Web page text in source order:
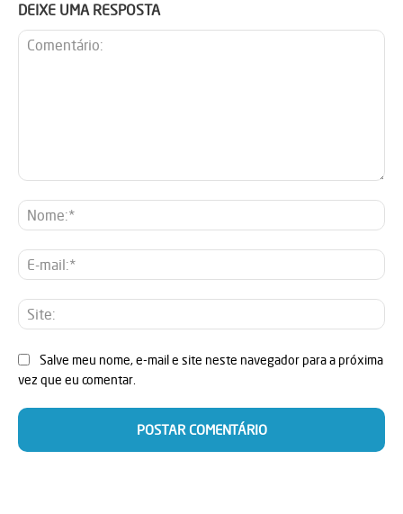
DEIXE UMA RESPOSTA
E-
Salve meu nome, e-mail e site neste navegador para a próxima
vez que eu comentar.